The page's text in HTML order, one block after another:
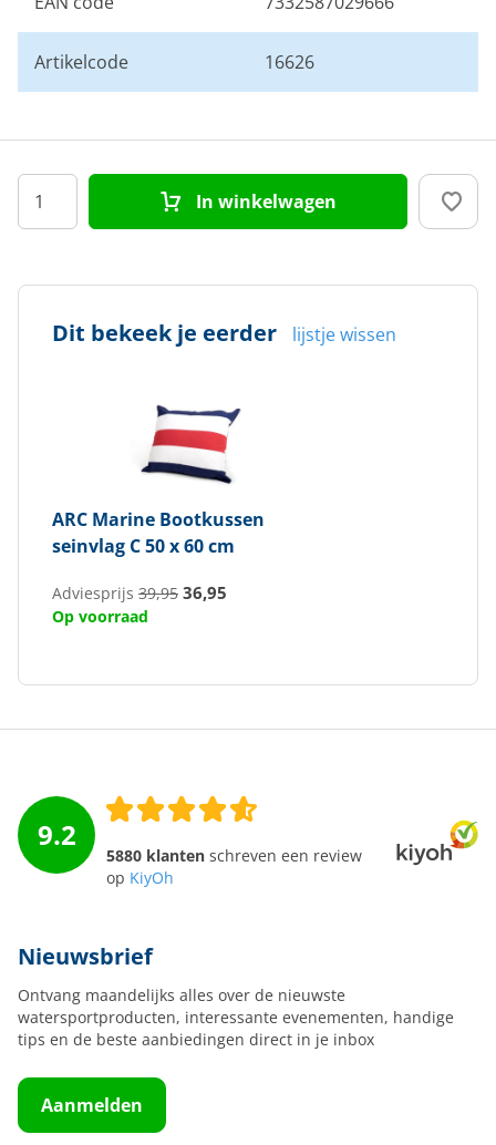
Artikelcode 16626
In winkelwagen
Dit bekeek je eerder lijstje wissen
ARC Marine Bootkussen
seinvlag C 50 x 60 cm
Adviesprijs 39,95 36,95
Op voorraad
9.2
5880 klanten schreven een review
op KiyOh
Nieuwsbrief
Ontvang maandelijks alles over de nieuwste
watersportproducten, interessante evenementen, handige
tips en de beste aanbiedingen direct in je inbox
Aanmelden